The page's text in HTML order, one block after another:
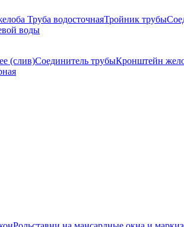
Труба водосточнаяТройник трубы
воды
(слив)Соединитель трубыКронштейн